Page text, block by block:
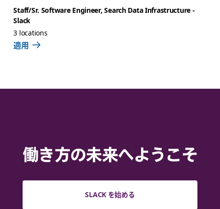
Staff/Sr. Software Engineer, Search Data Infrastructure -
Slack
3 locations
適用
働き方の未来へようこそ
SLACK を始める